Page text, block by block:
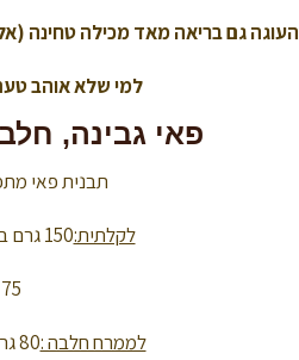
העוגה גם בריאה מאד מכילה טחינה
למי שלא אוהב
פאי גבינה,
תבנית פאי
לקלתית:150 גרם ביסקוויטים(אפשר לוטוס)
75 גרם שמן
לממרח חלבה :80 גרם (1/3 כוס) טחינה גולמית